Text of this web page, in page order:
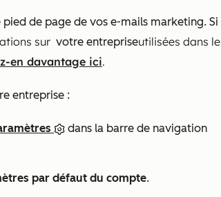
de page de vos e-mails marketing. Si
sur votre entrepriseutilisées dans le
en davantage ici.
entreprise :
dans la barre de navigation
par défaut du compte.